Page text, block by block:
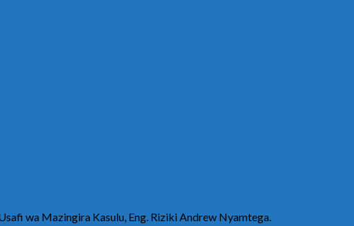
wa Mazingira Kasulu, Eng. Riziki Andrew Nyamtega.